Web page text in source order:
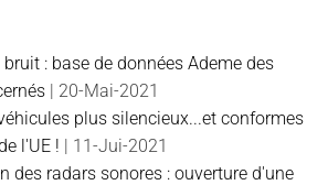
: base de données Ademe des
| 20-Mai-2021
plus silencieux...et conformes
l'UE ! | 11-Jui-2021
des radars sonores : ouverture d'une